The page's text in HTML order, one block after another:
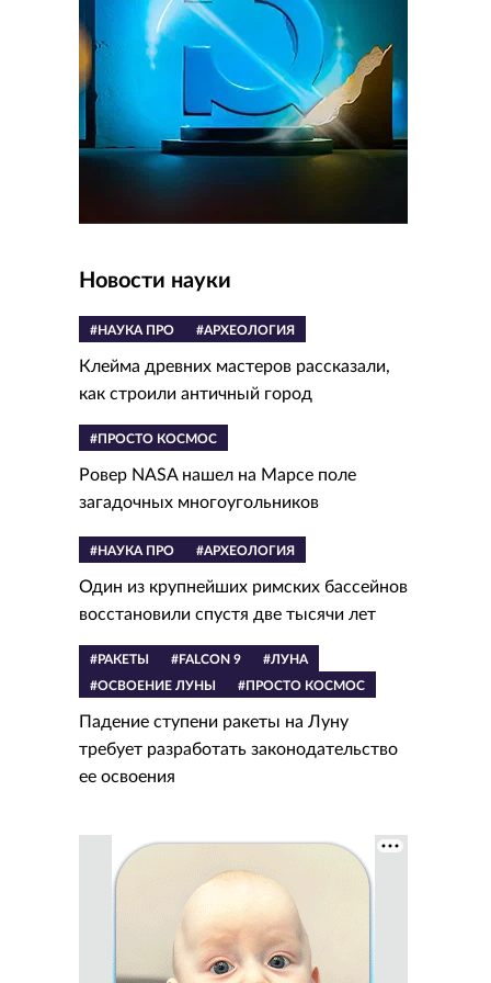
Новости науки
#НАУКА ПРО #АРХЕОЛОГИЯ
Клейма древних мастеров рассказали,
как строили античный город
#ПРОСТО КОСМОС
Ровер NASA нашел на Марсе поле
загадочных многоугольников
#НАУКА ПРО #АРХЕОЛОГИЯ
Один из крупнейших римских бассейнов
восстановили спустя две тысячи лет
#РАКЕТЫ #FALCON 9
#ЛУНА
#ОСВОЕНИЕ ЛУНЫ
#ПРОСТО КОСМОС
Падение ступени ракеты на Луну
требует разработать законодательство
ее освоения